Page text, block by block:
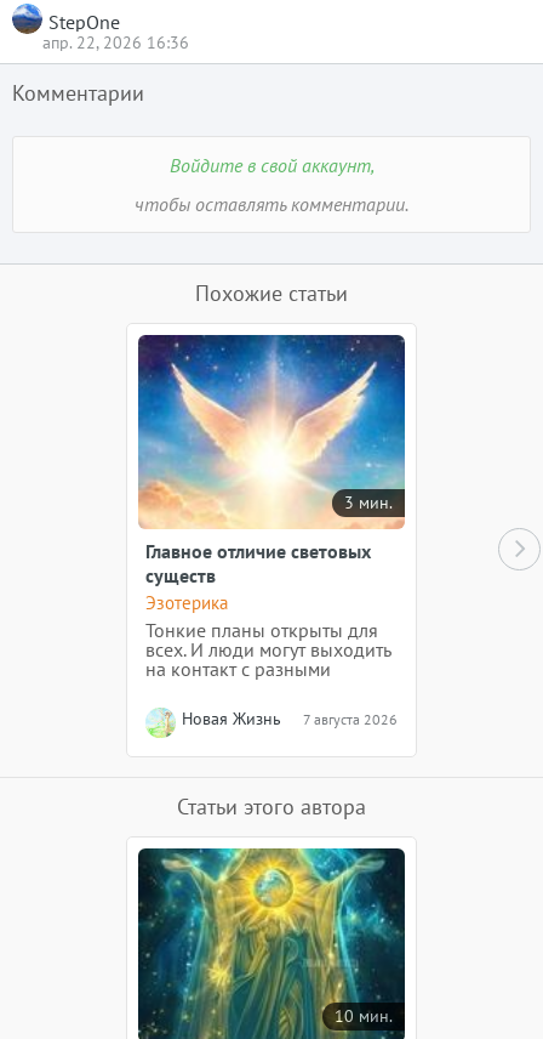
StepOne
апр. 22, 2026 16:36
Комментарии
Войдите в свой аккаунт,
чтобы оставлять комментарии.
Похожие статьи
3 мин.
Главное отличие световых
существ
Эзотерика
Тонкие планы открыты для
всех. И люди могут выходить
на контакт с разными
существами. Световое ли
существо пришло к вам? Как
отличить?
Новая Жизнь 7 августа 2026
Статьи этого автора
10 мин.